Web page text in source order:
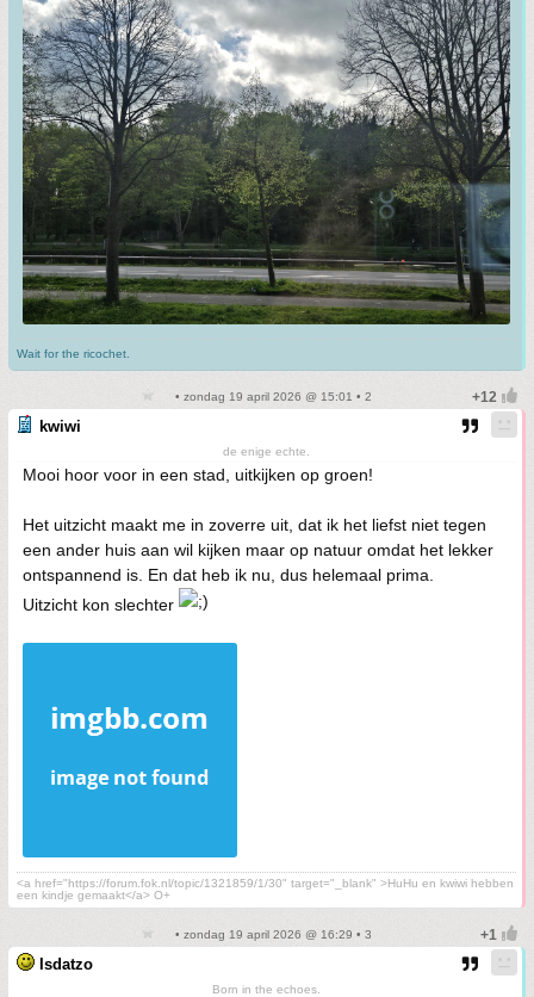
Wait for the ricochet.
• zondag 19 april 2026 @ 15:01 • 2
kwiwi
de enige echte.
Mooi hoor voor in een stad, uitkijken op groen!
Het uitzicht maakt me in zoverre uit, dat ik het liefst niet tegen
een ander huis aan wil kijken maar op natuur omdat het lekker
ontspannend is. En dat heb ik nu, dus helemaal prima.
Uitzicht kon slechter
<a href="https://forum.fok.nl/topic/1321859/1/30" target="_blank" >HuHu en kwiwi hebben
een kindje gemaakt</a> O+
• zondag 19 april 2026 @ 16:29 • 3
Isdatzo
Born in the echoes.